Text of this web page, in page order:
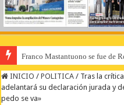
Franco Mastantuono se fue de
INICIO / POLITICA / Tras la
adelantará su declaración jurada y
pedo se va»